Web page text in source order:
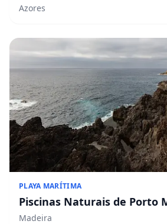
Azores
PLAYA MARÍTIMA
Piscinas Naturais de Porto
Madeira